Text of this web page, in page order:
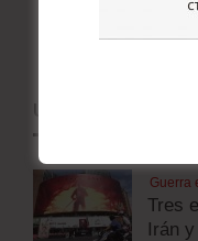
Guerra
Tres
Irán